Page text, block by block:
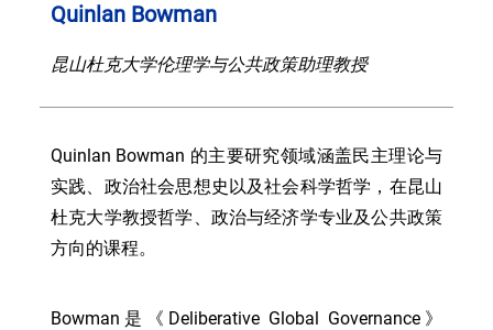
Quinlan Bowman
昆山杜克大学伦理学与公共政策助理教授
Quinlan Bowman 的主要研究领域涵盖民主理论与
实践、政治社会思想史以及社会科学哲学，在昆山
杜克大学教授哲学、政治与经济学专业及公共政策
方向的课程。
Bowman是《Deliberative Global Governance》